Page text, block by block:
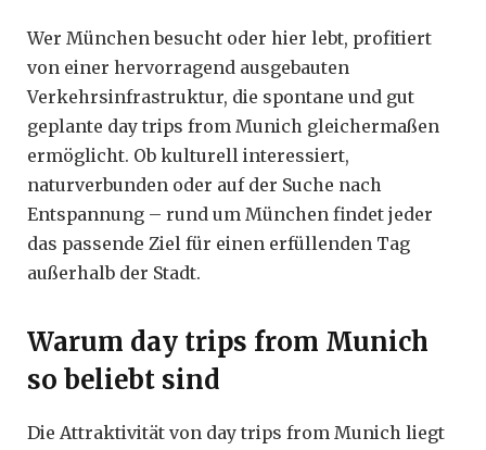
Wer München besucht oder hier lebt, profitiert
von einer hervorragend ausgebauten
Verkehrsinfrastruktur, die spontane und gut
geplante day trips from Munich gleichermaßen
ermöglicht. Ob kulturell interessiert,
naturverbunden oder auf der Suche nach
Entspannung – rund um München findet jeder
das passende Ziel für einen erfüllenden Tag
außerhalb der Stadt.
Warum day trips from Munich
so beliebt sind
Die Attraktivität von day trips from Munich liegt